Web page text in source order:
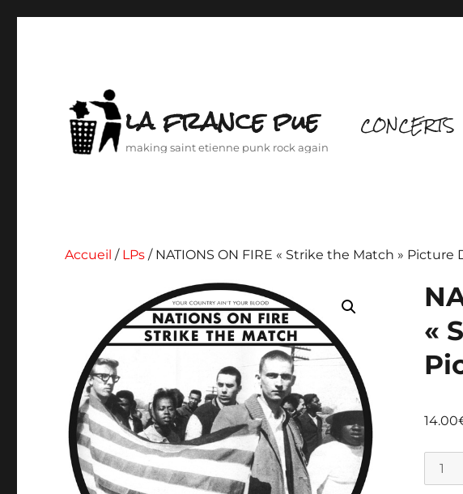
la france pue
making saint etienne punk rock again
CONCERTS
Accueil / LPs / NATIONS ON FIRE « Strike the Match » Picture
«
14.00
de